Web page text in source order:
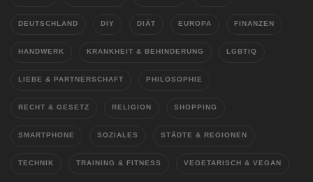
DEUTSCHLAND DIY DIÄT EUROPA FINANZEN
HANDWERK KRANKHEIT & BEHINDERUNG LGBTIQ
LIEBE & PARTNERSCHAFT PHILOSOPHIE
RECHT & GESETZ RELIGION SHOPPING
SMARTPHONE SOZIALES STÄDTE & REGIONEN
TECHNIK TRAINING & FITNESS VEGETARISCH & VEGAN